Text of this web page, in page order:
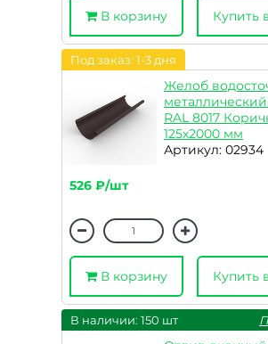
В корзину Купить
Под заказ: 1-3 дня
Желоб
RAL 8017
125х2000 мм
Артикул: 02934
526 ₽/шт
В корзину Купить
В наличии: 150 шт